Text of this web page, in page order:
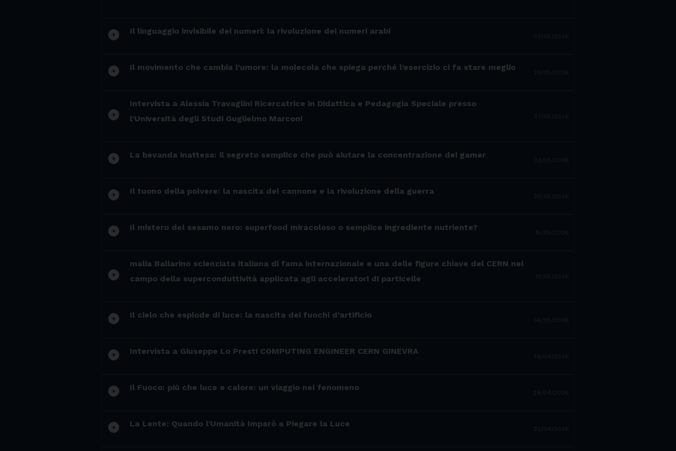
play_circle_filled Il linguaggio invisibile dei numeri: la rivoluzione dei numeri arabi
play_circle_filled Il movimento che cambia l’umore: la molecola che spiega perché l’esercizio ci fa stare meglio
play_circle_filled
Intervista a Alessia Travaglini Ricercatrice in Didattica e Pedagogia Speciale presso
l’Università degli Studi Guglielmo Marconi
play_circle_filled La bevanda inattesa: il segreto semplice che può aiutare la concentrazione dei gamer
play_circle_filled Il tuono della polvere: la nascita del cannone e la rivoluzione della guerra
play_circle_filled Il mistero del sesamo nero: superfood miracoloso o semplice ingrediente nutriente?
play_circle_filled
malia Ballarino scienziata italiana di fama internazionale e una delle figure chiave del CERN nel
campo della superconduttività applicata agli acceleratori di particelle
play_circle_filled Il cielo che esplode di luce: la nascita dei fuochi d’artificio
play_circle_filled Intervista a Giuseppe Lo Presti COMPUTING ENGINEER CERN GINEVRA
play_circle_filled Il Fuoco: più che luce e calore: un viaggio nel fenomeno
play_circle_filled La Lente: Quando l’Umanità Imparò a Piegare la Luce